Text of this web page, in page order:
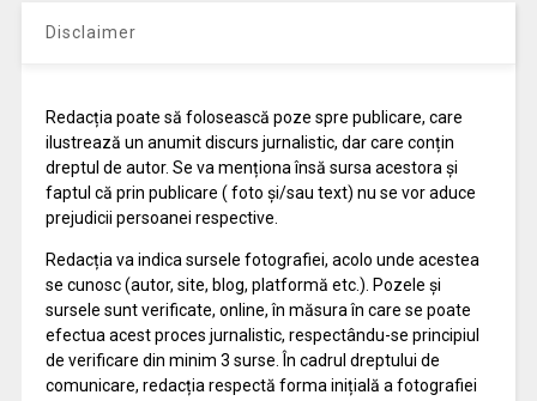
Disclaimer
Redacția poate să folosească poze spre publicare, care
ilustrează un anumit discurs jurnalistic, dar care conțin
dreptul de autor. Se va menționa însă sursa acestora și
faptul că prin publicare ( foto și/sau text) nu se vor aduce
prejudicii persoanei respective.
Redacția va indica sursele fotografiei, acolo unde acestea
se cunosc (autor, site, blog, platformă etc.). Pozele și
sursele sunt verificate, online, în măsura în care se poate
efectua acest proces jurnalistic, respectându-se principiul
de verificare din minim 3 surse. În cadrul dreptului de
comunicare, redacția respectă forma inițială a fotografiei